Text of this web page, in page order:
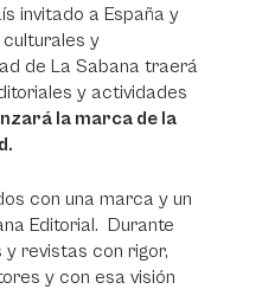
invitado a España y
y
de La Sabana traerá
y actividades
la marca de la
con una marca y un
Editorial. Durante
revistas con rigor,
y con esa visión